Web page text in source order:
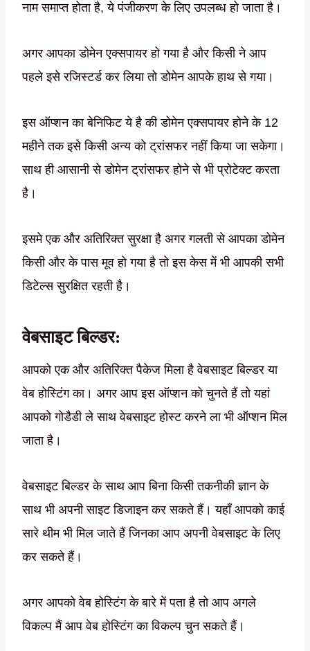
नाम समाप्त होता है, ये पंजीकरण के लिए उपलब्ध हो जाता है।
अगर आपका डोमेन एक्सपायर हो गया है और किसी ने आप
पहले इसे रजिस्टर्ड कर लिया तो डोमेन आपके हाथ से गया।
इस ऑप्शन का बेनिफिट ये है की डोमेन एक्सपायर होने के 12
महीने तक इसे किसी अन्य को ट्रांसफर नहीं किया जा सकेगा।
साथ ही आसानी से डोमेन ट्रांसफर होने से भी प्रोटेक्ट करता
है।
इसमे एक और अतिरिक्त सुरक्षा है अगर गलती से आपका डोमेन
किसी और के पास मूव हो गया है तो इस केस में भी आपकी सभी
डिटेल्स सुरक्षित रहती है।
वेबसाइट बिल्डर:
आपको एक और अतिरिक्त पैकेज मिला है वेबसाइट बिल्डर या
वेब होस्टिंग का। अगर आप इस ऑप्शन को चुनते हैं तो यहां
आपको गोडैडी ले साथ वेबसाइट होस्ट करने ला भी ऑप्शन मिल
जाता है।
वेबसाइट बिल्डर के साथ आप बिना किसी तकनीकी ज्ञान के
साथ भी अपनी साइट डिजाइन कर सकते हैं। यहाँ आपको काई
सारे थीम भी मिल जाते हैं जिनका आप अपनी वेबसाइट के लिए
कर सकते हैं।
अगर आपको वेब होस्टिंग के बारे में पता है तो आप अगले
विकल्प मैं आप वेब होस्टिंग का विकल्प चुन सकते हैं।